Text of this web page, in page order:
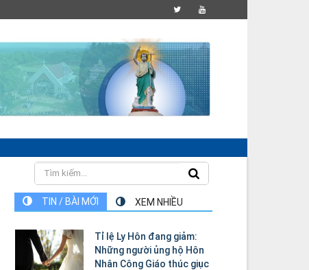
TIN / BÀI MỚI XEM NHIỀU
Tỉ lệ Ly Hôn đang giảm:
Những người ủng hộ Hôn
Nhân Công Giáo thúc giục